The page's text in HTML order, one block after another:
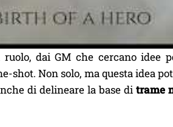
dai GM che cercano idee
shot. Non solo, ma questa idea
di delineare la base di trame